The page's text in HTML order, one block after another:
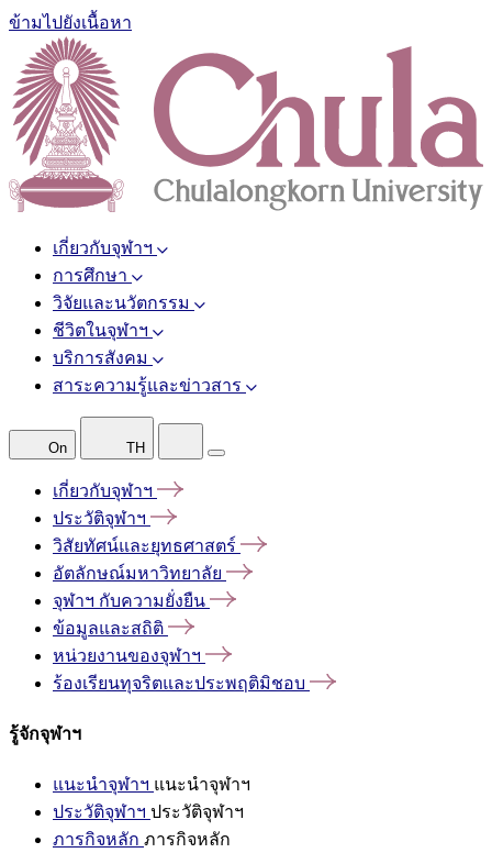
ข้ามไปยังเนื้อหา
เกี่ยวกับจุฬาฯ
การศึกษา
วิจัยและนวัตกรรม
ชีวิตในจุฬาฯ
บริการสังคม
สาระความรู้และข่าวสาร
On TH
เกี่ยวกับจุฬาฯ
ประวัติจุฬาฯ
วิสัยทัศน์และยุทธศาสตร์
อัตลักษณ์มหาวิทยาลัย
จุฬาฯ กับความยั่งยืน
ข้อมูลและสถิติ
หน่วยงานของจุฬาฯ
ร้องเรียนทุจริตและประพฤติมิชอบ
รู้จักจุฬาฯ
แนะนำจุฬาฯ แนะนำจุฬาฯ
ประวัติจุฬาฯ ประวัติจุฬาฯ
ภารกิจหลัก ภารกิจหลัก